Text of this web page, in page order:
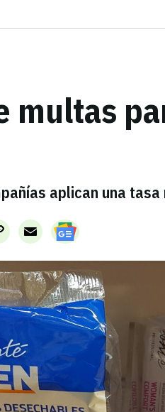
multas
aplican una
Copy
Link
Email